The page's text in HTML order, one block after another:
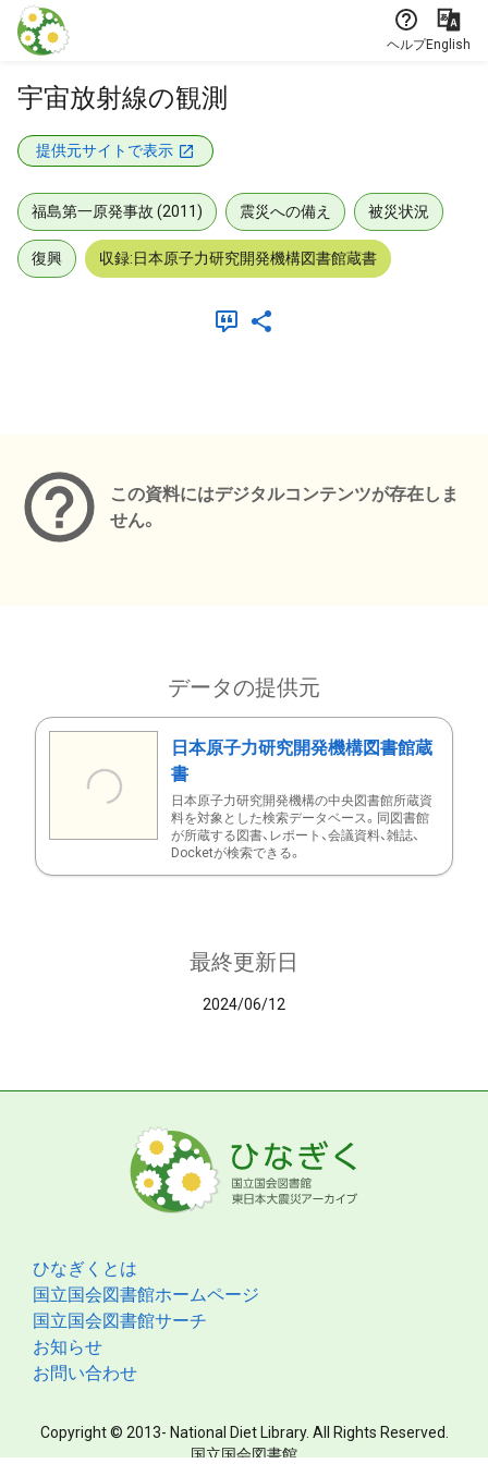
本文に飛ぶ
ヘルプEnglish
宇宙放射線の観測
提供元サイトで表示
福島第一原発事故 (2011) 震災への備え 被災状況
復興 収録:日本原子力研究開発機構図書館蔵書
この資料にはデジタルコンテンツが存在しま
せん。
データの提供元
日本原子力研究開発機構図書館蔵
書
日本原子力研究開発機構の中央図書館所蔵資
料を対象とした検索データベース。同図書館
が所蔵する図書、レポート、会議資料、雑誌、
Docketが検索できる。
最終更新日
2024/06/12
ひなぎくとは
国立国会図書館ホームページ
国立国会図書館サーチ
お知らせ
お問い合わせ
Copyright © 2013- National Diet Library. All Rights Reserved.